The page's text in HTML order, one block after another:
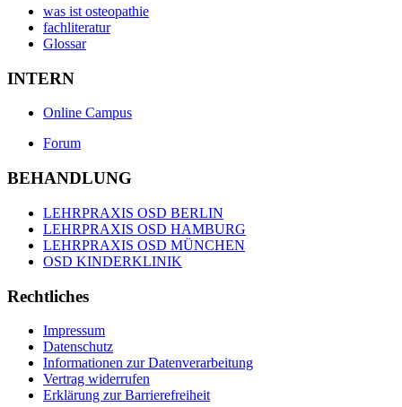
was ist osteopathie
fachliteratur
Glossar
INTERN
Online Campus
Forum
BEHANDLUNG
LEHRPRAXIS OSD BERLIN
LEHRPRAXIS OSD HAMBURG
LEHRPRAXIS OSD MÜNCHEN
OSD KINDERKLINIK
Rechtliches
Impressum
Datenschutz
Informationen zur Datenverarbeitung
Vertrag widerrufen
Erklärung zur Barrierefreiheit